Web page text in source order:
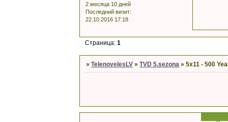
2 месяца 10 дней
Последний визит:
22.10.2016 17:18
Страница:1
»TelenovelesLV »TVD 5.sezona »5x11 - 500